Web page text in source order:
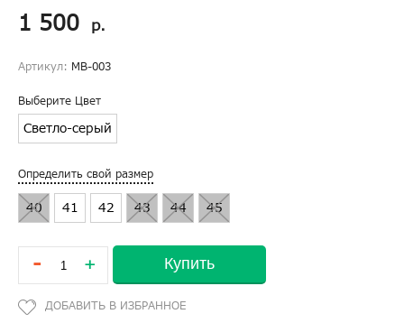
1 500 р.
Артикул: МВ-003
Выберите Цвет
Светло-серый
Определить свой размер
40 41 42 43 44 45
- + Купить